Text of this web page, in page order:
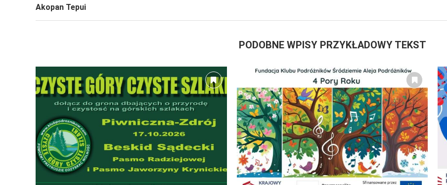
Akopan Tepui
PODOBNE WPISY PRZYKŁADOWY TEKST